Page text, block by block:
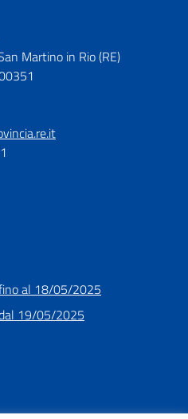
Martino in Rio (RE)
al 18/05/2025
19/05/2025